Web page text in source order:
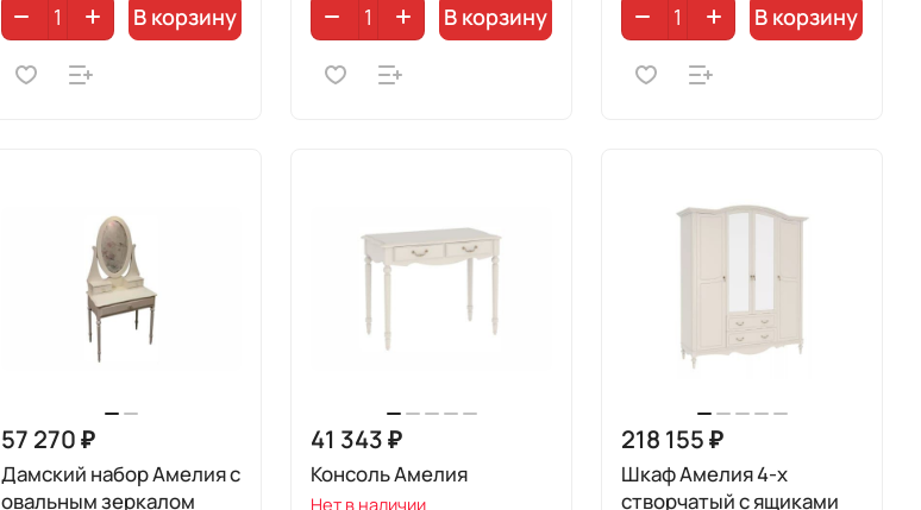
В корзину В корзину В корзину
57 270 ₽
Дамский набор Амелия с
овальным зеркалом
41 343 ₽
Консоль Амелия
Нет в наличии
218 155 ₽
Шкаф Амелия 4-х
створчатый с ящиками